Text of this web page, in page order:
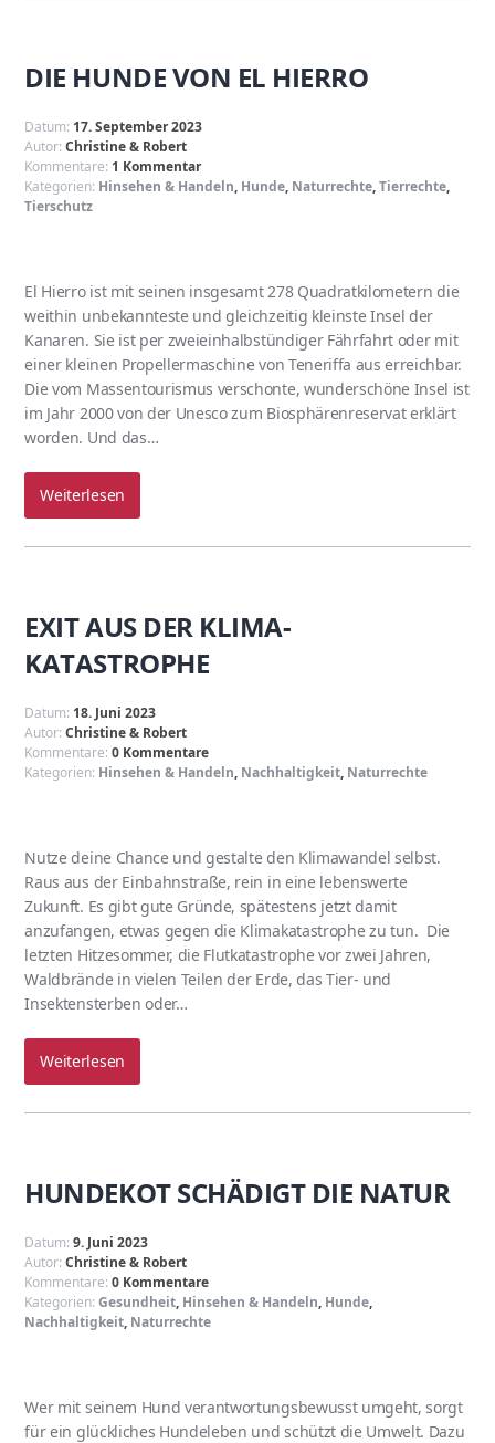
DIE HUNDE VON EL HIERRO
Datum: 17. September 2023
Autor:Christine & Robert
Kommentare: 1 Kommentar
Kategorien: Hinsehen & Handeln, Hunde, Naturrechte,Tierrechte,
Tierschutz
El Hierro ist mit seinen insgesamt 278 Quadratkilometern die
weithin unbekannteste und gleichzeitig kleinste Insel der
Kanaren. Sie ist per zweieinhalbstündiger Fährfahrt oder mit
einer kleinen Propellermaschine von Teneriffa aus erreichbar.
Die vom Massentourismus verschonte, wunderschöne Insel ist
im Jahr 2000 von der Unesco zum Biosphärenreservat erklärt
worden. Und das…
Weiterlesen
EXIT AUS DER KLIMA-
KATASTROPHE
Datum: 18. Juni 2023
Autor:Christine & Robert
Kommentare:0 Kommentare
Kategorien: Hinsehen & Handeln, Nachhaltigkeit, Naturrechte
Nutze deine Chance und gestalte den Klimawandel selbst.
Raus aus der Einbahnstraße, rein in eine lebenswerte
Zukunft. Es gibt gute Gründe, spätestens jetzt damit
anzufangen, etwas gegen die Klimakatastrophe zu tun. Die
letzten Hitzesommer, die Flutkatastrophe vor zwei Jahren,
Waldbrände in vielen Teilen der Erde, das Tier- und
Insektensterben oder…
Weiterlesen
HUNDEKOT SCHÄDIGT DIE NATUR
Datum:9. Juni 2023
Autor:Christine & Robert
Kommentare:0 Kommentare
Kategorien:Gesundheit, Hinsehen & Handeln, Hunde,
Nachhaltigkeit, Naturrechte
Wer mit seinem Hund verantwortungsbewusst umgeht, sorgt
für ein glückliches Hundeleben und schützt die Umwelt. Dazu